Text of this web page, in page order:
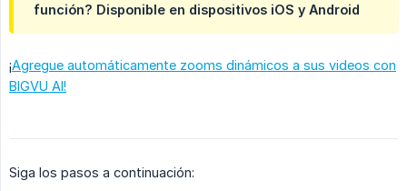
función? Disponible en dispositivos iOS y Android
¡Agregue automáticamente zooms dinámicos a sus videos con
BIGVU AI!
Siga los pasos a continuación: